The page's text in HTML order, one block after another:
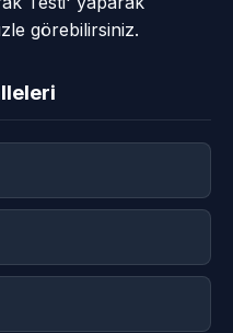
görebilirsiniz.